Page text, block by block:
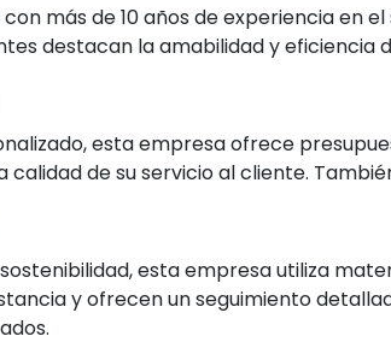
más de 10 años de experiencia en
destacan la amabilidad y
esta empresa ofrece
calidad de su servicio al cliente.
esta empresa utiliza
y ofrecen un seguimiento